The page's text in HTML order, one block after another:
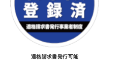
適格請求書発行可能